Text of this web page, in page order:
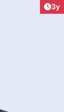
3y